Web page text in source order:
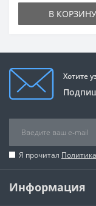
В КОРЗИНУ
Хотите
Я прочитал
Информация